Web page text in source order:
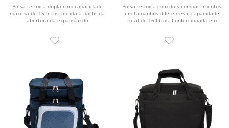
Bolsa térmica dupla com capacidade
máxima de 15 litros, obtida a partir da
abertura da expansão do
Bolsa térmica com dois compartimentos
em tamanhos diferentes e capacidade
total de 16 litros. Confeccionada em